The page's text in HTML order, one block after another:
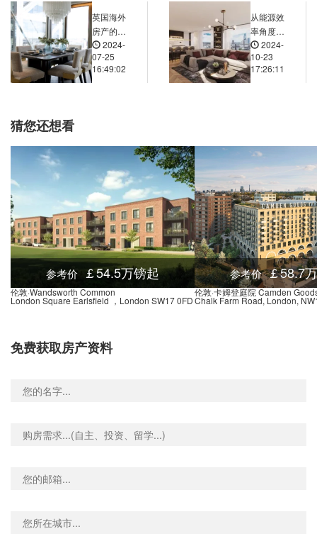
Chiswick Park, Acton Lane, 伦敦, W4 5, 英国
Underground-Turnham Green, Turnham Green Terrace, 伦敦, W4 1LR, 英国
0.02米
Stamford Brook, Goldhawk Road, 伦敦, W6 0, 英国
0.03米
East Acton, Erconwald Street, 伦敦, W12 0, 英国
0.02米
(Stop S), 859 Harrow Road, 伦敦, NW10 5NH, 英国
0.03米
(Stop W), 57 Wrottesley Road, 伦敦, NW10 5UL, 英国
(Stop G), 伦敦, NW10 4TE, 英国
0.03米
(Stop S), 23 Old Oak Lane, 伦敦, NW10 6EJ, 英国
0.02米
Harlesden Road (Stop K), 145 Wrottesley Road, 伦敦, NW10 5TS, 英国
0.03米
Old Oak Lane Atlas Road (Stop J), Old Oak Lane, 伦敦, NW10 6, 英国
0.02米
Willesden Junction Overground Station, Station Road, 伦敦, NW10 4UY, 英国
0.02米
Stop E, 196 Western Avenue, 伦敦, W3 6, 英国
0.01米
K, 264 Horn Lane, 伦敦, W3 6TQ, 英国
Lane, 伦敦, W3 6, 英国
Road (Stop C), 86 Wales Farm Road, 伦敦, W3 6, 英国
176 Horn Lane, 伦敦, W3 6PJ, 英国
英国海外
房产的建
筑风格和
设计特点
有哪些？
2024-
07-25
16:49:02
从能源效
率角度
看，节能
型公寓和
普通公寓
2024-
10-23
17:26:11
猜您还想看
参考价 ￡54.5万镑起
伦敦·Wandsworth Common
London Square Earlsfield ，London SW17 0FD
参考价 ￡58.7
伦敦·卡姆登庭院 Camden
Chalk Farm Road, London,
免费获取房产资料